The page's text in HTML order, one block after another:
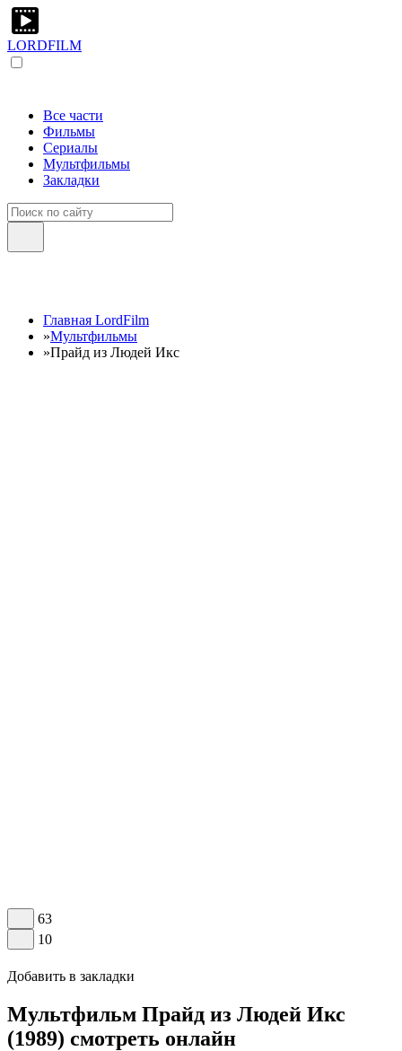
LORDFILM
Все части
Фильмы
Сериалы
Мультфильмы
Закладки
Главная LordFilm
»Мультфильмы
»Прайд из Людей Икс
63
10
Добавить в закладки
Мультфильм Прайд из Людей Икс
(1989) смотреть онлайн